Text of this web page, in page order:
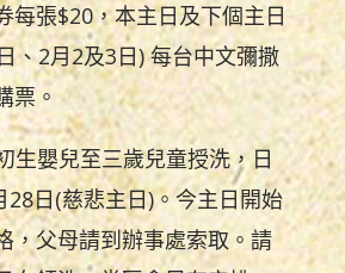
每張$20，本主日及下個主日
、2月2及3日) 每台中文彌撒
票。
生嬰兒至三歲兒童授洗，日
28日(慈悲主日)。今主日開始
，父母請到辦事處索取。請